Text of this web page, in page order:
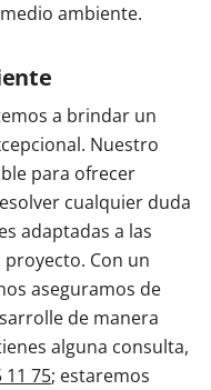
ambiente.
a brindar un
Nuestro
para ofrecer
cualquier duda
adaptadas a las
proyecto. Con un
aseguramos de
de manera
alguna consulta,
11 75; estaremos